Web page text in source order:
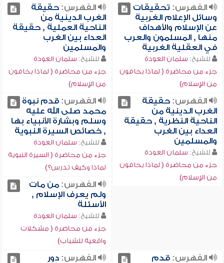
الفهرس: تحقيقات
وسائل الإعلام الغربية
عن الإسلام والأهداف
منها , المسلمون والعرب
في العقلية الغربية
للشيخ: سلمان العودة
جزء من محاضرة ( لماذا يخافون
من الإسلام)
الفهرس:حقيقة
الغرب الدينية من
الناحية العملية , حقيقة
العداء بين الغرب
والمسلمين
للشيخ: سلمان العودة
جزء من محاضرة ( لماذا يخافون
من الإسلام)
الفهرس:حقيقة
الغرب الدينية من
الناحية النظرية , حقيقة
العداء بين الغرب
والمسلمين
للشيخ: سلمان العودة
جزء من محاضرة ( لماذا يخافون
من الإسلام)
الفهرس:قدم نبوة
محمد صلى الله عليه
وسلم وبشارة الأنبياء بها
, خصائص السيرة النبوية
للشيخ: سلمان العودة
جزء من محاضرة ( السيرة النبوية
لماذا وكيف تدرس؟)
الفهرس:من مات
ولم يعرف الإسلام ,
الأسئلة
للشيخ: سلمان العودة
جزء من محاضرة ( مشكلات
واقعية للشباب)
الفهرس:قدم
الفهرس:دور